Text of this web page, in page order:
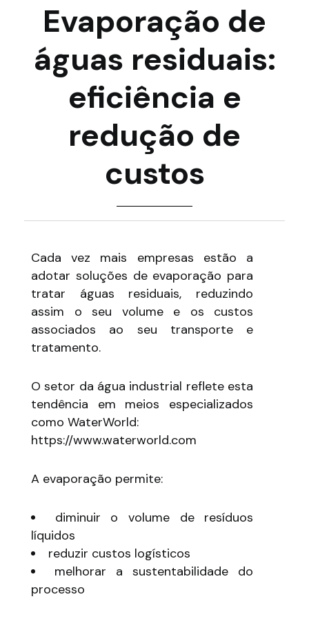
Evaporação de
águas residuais:
eficiência e
redução de
custos
Cada vez mais empresas estão a
adotar soluções de evaporação para
tratar águas residuais, reduzindo
assim o seu volume e os custos
associados ao seu transporte e
tratamento.
O setor da água industrial reflete esta
tendência em meios especializados
como WaterWorld:
https://www.waterworld.com
A evaporação permite:
diminuir o volume de resíduos
líquidos
reduzir custos logísticos
melhorar a sustentabilidade do
processo